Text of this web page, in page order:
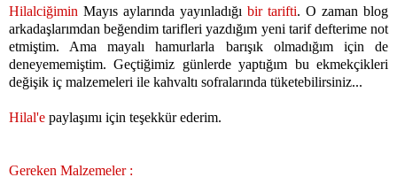
Hilalciğimin Mayıs aylarında yayınladığı bir tarifti. O zaman blog
arkadaşlarımdan beğendim tarifleri yazdığım yeni tarif defterime not
etmiştim. Ama mayalı hamurlarla barışık olmadığım için de
deneyememiştim. Geçtiğimiz günlerde yaptığım bu ekmekçikleri
değişik iç malzemeleri ile kahvaltı sofralarında tüketebilirsiniz...
Hilal'e paylaşımı için teşekkür ederim.
Gereken Malzemeler :